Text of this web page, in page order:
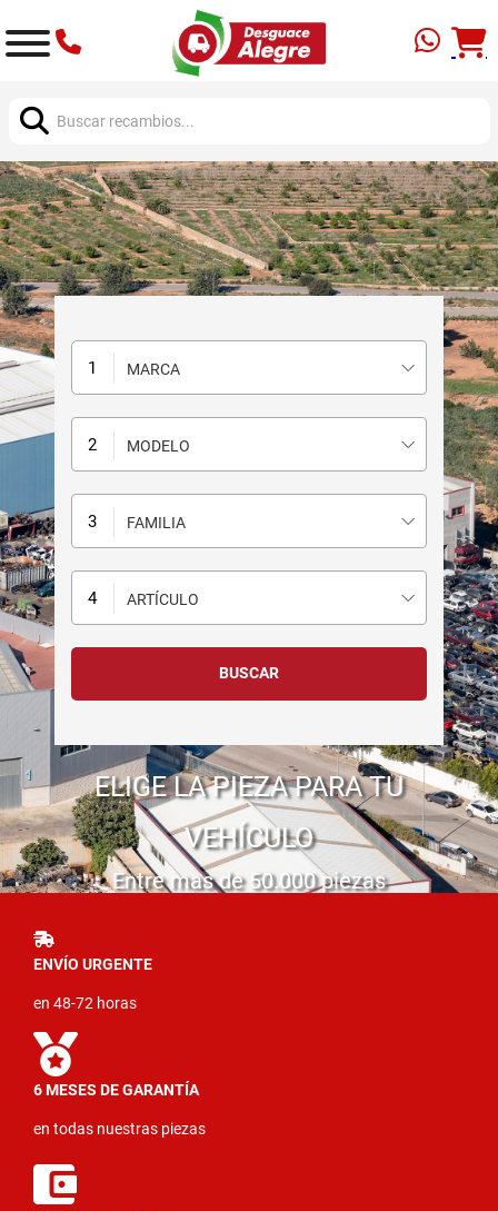
MARCA
MODELO
FAMILIA
ARTÍCULO
ELIGE LA PIEZA PARA TU
VEHÍCULO
Entre mas de 50.000 piezas
ENVÍO URGENTE
en 48-72 horas
6 MESES DE GARANTÍA
en todas nuestras piezas